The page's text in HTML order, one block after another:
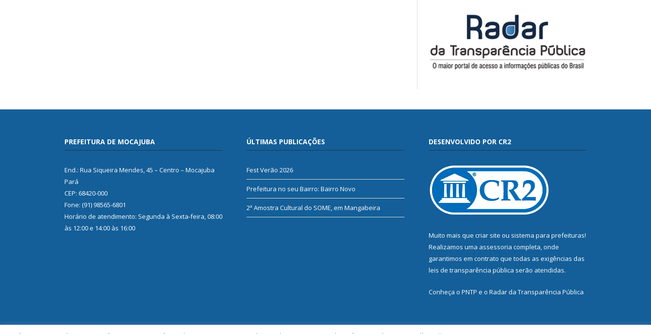
PREFEITURA DE MOCAJUBA
End.: Rua Siqueira Mendes, 45 – Centro – Mocajuba
Pará
CEP: 68420-000
Fone: (91) 98565-6801
Horário de atendimento: Segunda à Sexta-feira, 08:00
às 12:00 e 14:00 às 16:00
ÚLTIMAS PUBLICAÇÕES
Fest Verão 2026
Prefeitura no seu Bairro: Bairro Novo
2ª Amostra Cultural do SOME, em Mangabeira
DESENVOLVIDO POR CR2
Muito mais que criar site ou sistema para prefeituras!
Realizamos uma assessoria completa, onde
garantimos em contrato que todas as exigências das
leis de transparência pública serão atendidas.
Conheça o PNTP e o Radar da Transparência Pública